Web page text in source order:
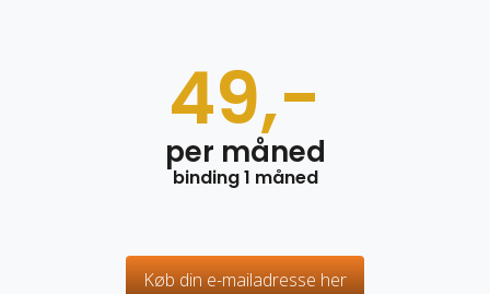
49,-
per måned
binding 1 måned
Køb din e-mailadresse her